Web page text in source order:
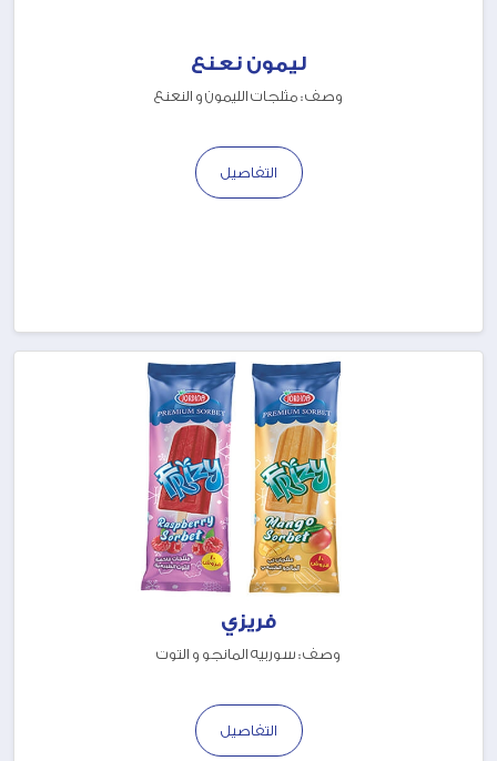
ليمون نعنع
وصف : مثلجات الليمون و النعنع
التفاصيل
فريزي
وصف : سوربيه المانجو و التوت
التفاصيل